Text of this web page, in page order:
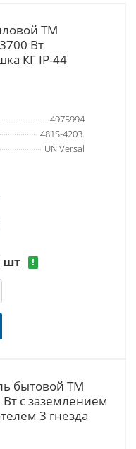
ТМ
Вт
КГ IP-44
4975994
481S-4203.
UNIVersal
шт !
бытовой ТМ
с заземлением
3 гнезда